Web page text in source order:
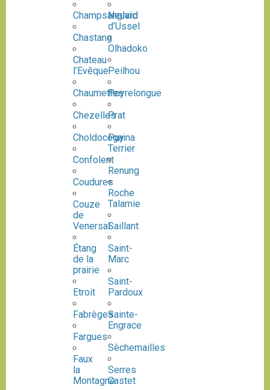
Champsanglard
Chastang
Chateau
l’Evêque
Chaumettes
Chezelles
Choldocogaina
Confolent
Coudures
Couze
de
Venersal
Étang
de la
prairie
Etroit
Fabrèges
Fargues
Faux
la
Montagne
Neuvic
d’Ussel
Olhadoko
Peilhou
Peyrelongue
Prat
Puy
Terrier
Renung
Roche
Talamie
Saillant
Saint-
Marc
Saint-
Pardoux
Sainte-
Engrace
Sèchemailles
Serres
Castet